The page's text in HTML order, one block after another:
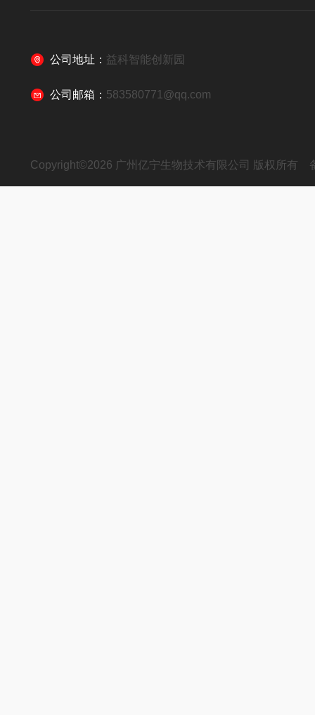
公司地址： 益科智能创新园
公司邮箱： 583580771@qq.com
Copyright©2026 广州亿宁生物技术有限公司 版权所有